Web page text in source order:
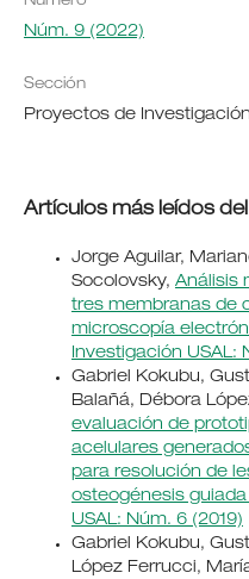
Núm. 9 (2022)
Sección
Proyectos de
Artículos más leídos
Jorge Aguilar,
Socolovsky, Análisis
tres membranas de
microscopía
Investigación USAL:
Gabriel Kokubu,
Balañá, Débora
evaluación de
acelulares
para resolución de
osteogénesis guiada
USAL: Núm. 6 (2019)
Gabriel Kokubu,
López Ferrucci,